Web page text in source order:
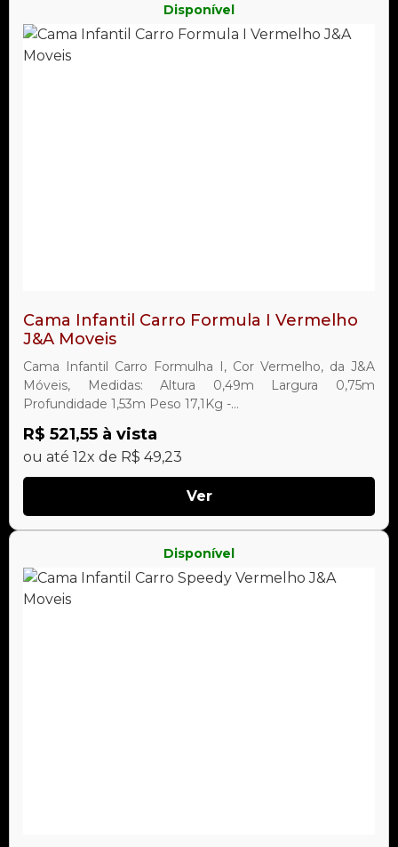
Disponível
Cama Infantil Carro Formula I Vermelho
J&A Moveis
Cama Infantil Carro Formulha I, Cor Vermelho, da J&A
Móveis, Medidas: Altura 0,49m Largura 0,75m
Profundidade 1,53m Peso 17,1Kg -...
R$ 521,55 à vista
ou até 12x de R$ 49,23
Ver
Disponível